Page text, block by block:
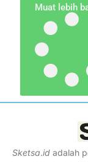
Muat lebih
Sketsa.id adalah